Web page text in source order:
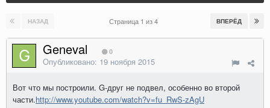
НАЗАД ВПЕРЁД
Страница 1 из 4
Geneval 0
Опубликовано: 19 ноября 2015
Вот что мы построили. G-друг не подвел, особенно во второй
части.http://www.youtube.com/watch?v=fu_RwS-zAgU